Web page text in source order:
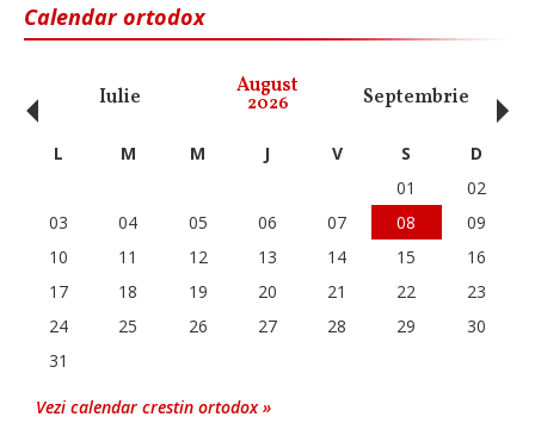
Calendar ortodox
Iulie August
2026 Septembrie
‹ L M M J V S
D
01
02
03
04 05 06 07 08
09
10
11 12 13 14 15
16
17
18 19 20 21 22
23
24
25 26 27 28 29
30
31
Vezi calendar crestin ortodox »